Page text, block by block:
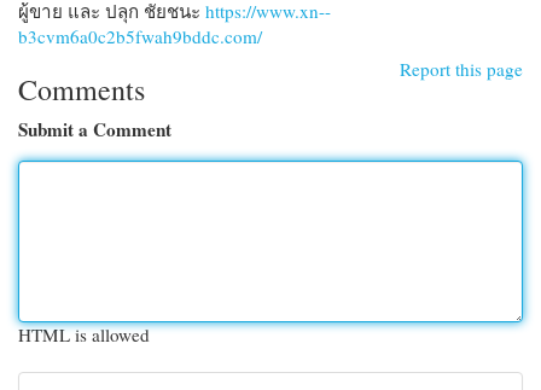
ผู้ขาย และ ปลุก ชัยชนะ https://www.xn--
b3cvm6a0c2b5fwah9bddc.com/
Report this page
Comments
Submit a Comment
HTML is allowed